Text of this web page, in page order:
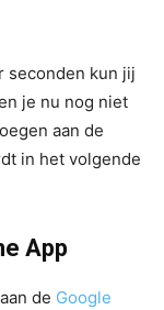
seconden kun jij
je nu nog niet
aan de
in het volgende
App
de Google